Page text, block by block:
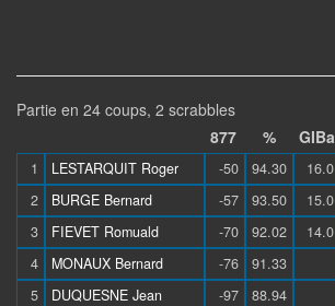
Partie en 24 coups, 2 scrabbles
877
% GIBa
1 LESTARQUIT Roger -50 94.30
16.0
2
BURGE Bernard -57 93.50
15.0
3
FIEVET Romuald -70 92.02
14.0
4
MONAUX Bernard -76 91.33
5
DUQUESNE Jean -97 88.94